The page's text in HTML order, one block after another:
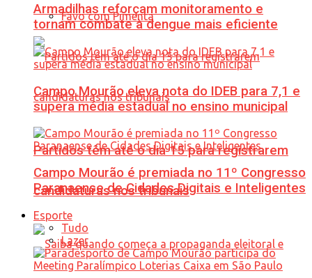
Favo com Pimenta
Partidos têm até o dia 15 para registrarem
candidaturas nos tribunais
Armadilhas reforçam monitoramento e
tornam combate à dengue mais eficiente
Campo Mourão eleva nota do IDEB para 7,1 e
supera média estadual no ensino municipal
Campo Mourão é premiada no 11º Congresso
Paranaense de Cidades Digitais e Inteligentes
Esporte
Tudo
Lazer